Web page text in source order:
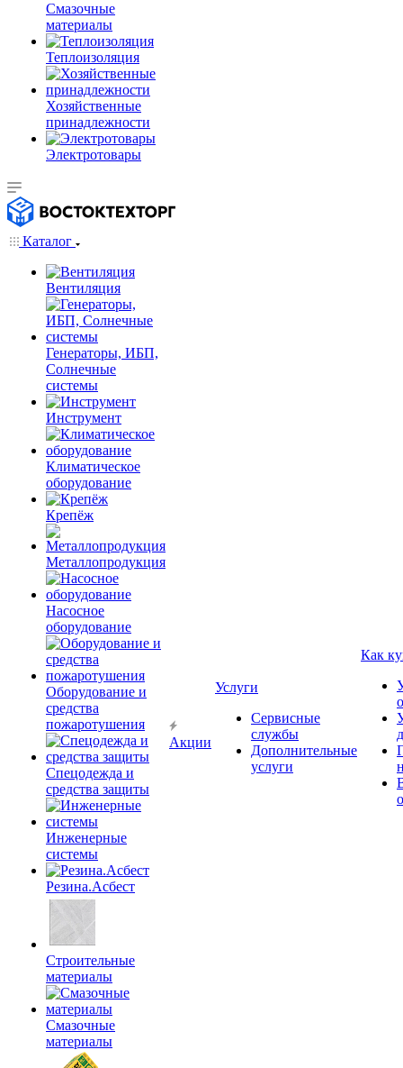
Смазочные
материалы
Теплоизоляция
Хозяйственные
принадлежности
Электротовары
Каталог
Вентиляция
Генераторы, ИБП,
Солнечные
системы
Инструмент
Климатическое
оборудование
Крепёж
Металлопродукция
Насосное
оборудование
Оборудование и
средства
пожаротушения
Спецодежда и
средства защиты
Инженерные
системы
Резина.Асбест
Строительные
материалы
Смазочные
материалы
Акции
Услуги
Сервисные
службы
Дополнительные
услуги
Как